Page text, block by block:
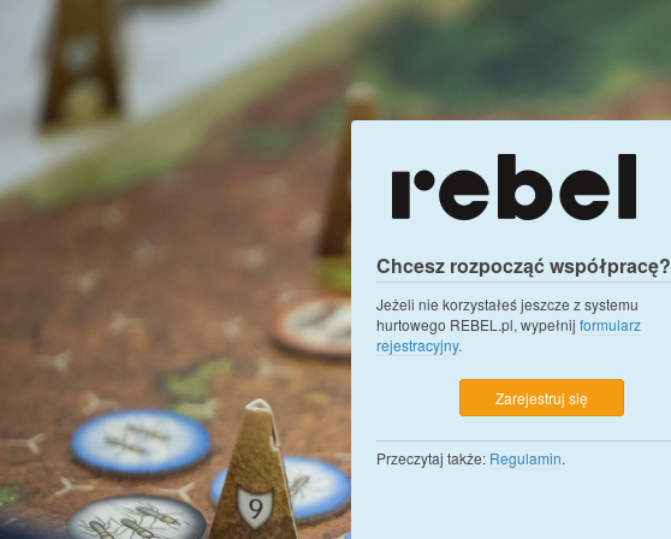
Chcesz rozpocząć współpracę?
Jeżeli nie korzystałeś jeszcze z systemu
hurtowego REBEL.pl, wypełnij formularz
rejestracyjny.
Zarejestruj się
Przeczytaj także: Regulamin.